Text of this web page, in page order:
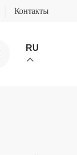
Контакты
RU